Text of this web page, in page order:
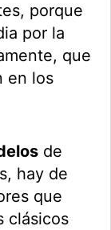
porque
por la
que
en los
de
hay de
que
clásicos